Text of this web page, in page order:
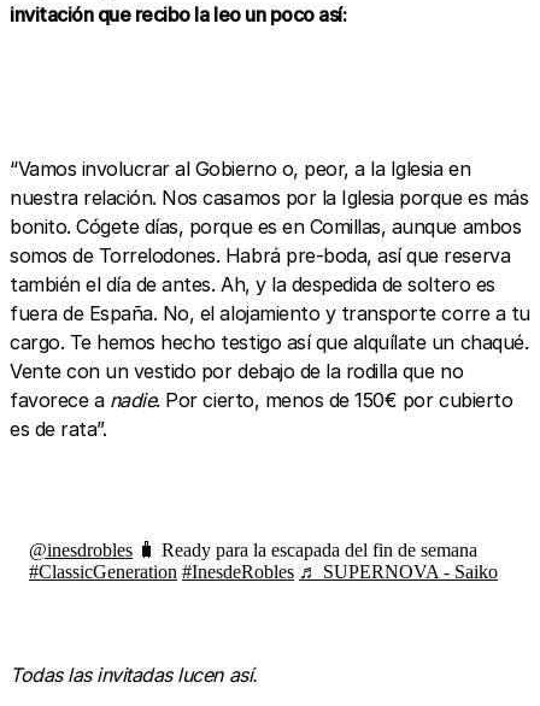
invitación que recibo la leo un poco así:
“Vamos involucrar al Gobierno o, peor, a la Iglesia en
nuestra relación. Nos casamos por la Iglesia porque es más
bonito. Cógete días, porque es en Comillas, aunque ambos
somos de Torrelodones. Habrá pre-boda, así que reserva
también el día de antes. Ah, y la despedida de soltero es
fuera de España. No, el alojamiento y transporte corre a tu
cargo. Te hemos hecho testigo así que alquílate un chaqué.
Vente con un vestido por debajo de la rodilla que no
favorece a nadie. Por cierto, menos de 150€ por cubierto
es de rata”.
@inesdrobles 🧳 Ready para la escapada del fin de semana
#ClassicGeneration #InesdeRobles ♬ SUPERNOVA - Saiko
Todas las invitadas lucen así.